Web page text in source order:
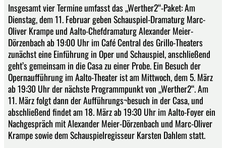
Insgesamt vier Termine umfasst das „Werther2“-Paket: Am
Dienstag, dem 11. Februar geben Schauspiel-Dramaturg Marc-
Oliver Krampe und Aalto-Chefdramaturg Alexander Meier-
Dörzenbach ab 19:00 Uhr im Café Central des Grillo-Theaters
zunächst eine Einführung in Oper und Schauspiel, anschließend
geht’s gemeinsam in die Casa zu einer Probe. Ein Besuch der
Opernaufführung im Aalto-Theater ist am Mittwoch, dem 5. März
ab 19:30 Uhr der nächste Programmpunkt von „Werther2“. Am
11. März folgt dann der Aufführungs¬besuch in der Casa, und
abschließend findet am 18. März ab 19:30 Uhr im Aalto-Foyer ein
Nachgespräch mit Alexander Meier-Dörzenbach und Marc-Oliver
Krampe sowie dem Schauspielregisseur Karsten Dahlem statt.